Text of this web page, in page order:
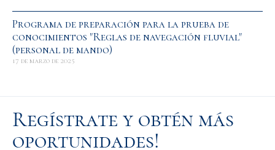
Programa de preparación para la prueba de
conocimientos "Reglas de navegación fluvial"
(personal de mando)
17 de marzo de 2025
Regístrate y obtén más
oportunidades!